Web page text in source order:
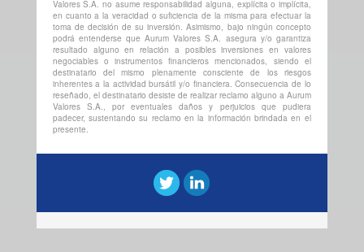
Valores S.A. no asume responsabilidad alguna, explícita o implícita,
en cuanto a la veracidad o suficiencia de la misma para efectuar la
toma de decisión de su inversión. Asimismo, bajo ningún concepto
podrá entenderse que Aurum Valores S.A. asegura y/o garantiza
resultado alguno en relación a posibles inversiones en valores
negociables o instrumentos financieros mencionados, siendo el
destinatario del mismo plenamente consciente de los riesgos
inherentes a la actividad bursátil y/o financiera. Consecuencia de lo
reseñado, el destinatario desiste de realizar reclamo alguno a Aurum
Valores S.A., por eventuales daños y perjuicios que pudiera
padecer, sustentando su reclamo en la información brindada en el
presente.